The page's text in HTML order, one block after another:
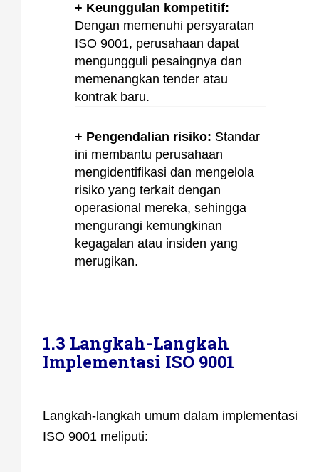
+ Keunggulan kompetitif:
Dengan memenuhi persyaratan
ISO 9001, perusahaan dapat
mengungguli pesaingnya dan
memenangkan tender atau
kontrak baru.
+ Pengendalian risiko: Standar
ini membantu perusahaan
mengidentifikasi dan mengelola
risiko yang terkait dengan
operasional mereka, sehingga
mengurangi kemungkinan
kegagalan atau insiden yang
merugikan.
1.3 Langkah-Langkah
Implementasi ISO 9001
Langkah-langkah umum dalam implementasi
ISO 9001 meliputi: